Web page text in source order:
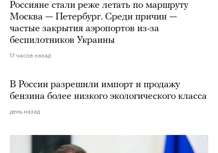
Россияне стали реже летать по маршруту
Москва — Петербург. Среди причин —
частые закрытия аэропортов из-за
беспилотников Украины
17 часов назад
В России разрешили импорт и продажу
бензина более низкого экологического класса
день назад